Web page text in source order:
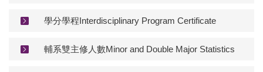
學分學程Interdisciplinary Program Certificate
輔系雙主修人數Minor and Double Major Statistics